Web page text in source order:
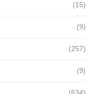
(15)
(9)
(257)
(9)